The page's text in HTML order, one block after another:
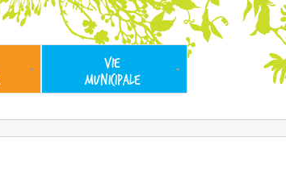
VIE
MUNICIPALE